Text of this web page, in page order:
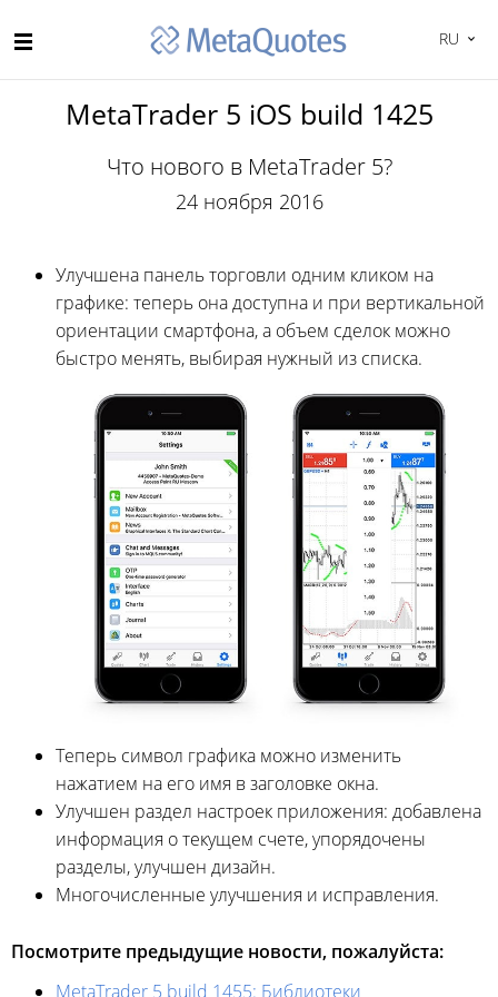
RU
MetaTrader 5 iOS build 1425
Что нового в MetaTrader 5?
24 ноября 2016
Улучшена панель торговли одним кликом на
графике: теперь она доступна и при вертикальной
ориентации смартфона, а объем сделок можно
быстро менять, выбирая нужный из списка.
Теперь символ графика можно изменить
нажатием на его имя в заголовке окна.
Улучшен раздел настроек приложения: добавлена
информация о текущем счете, упорядочены
разделы, улучшен дизайн.
Многочисленные улучшения и исправления.
Посмотрите предыдущие новости, пожалуйста:
MetaTrader 5 build 1455: Библиотеки